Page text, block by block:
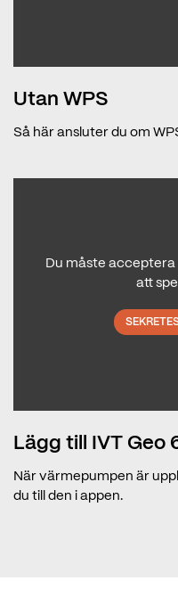
Utan WPS
Så här ansluter du om
Du måste
att
Lägg till IVT Geo
När värmepumpen är
du till den i appen.